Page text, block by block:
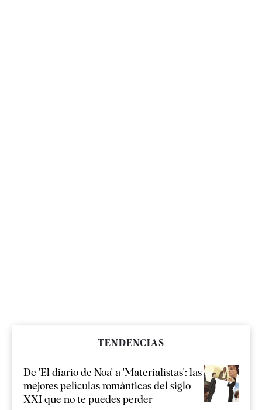
TENDENCIAS
De 'El diario de Noa' a 'Materialistas': las
mejores películas románticas del siglo
XXI que no te puedes perder